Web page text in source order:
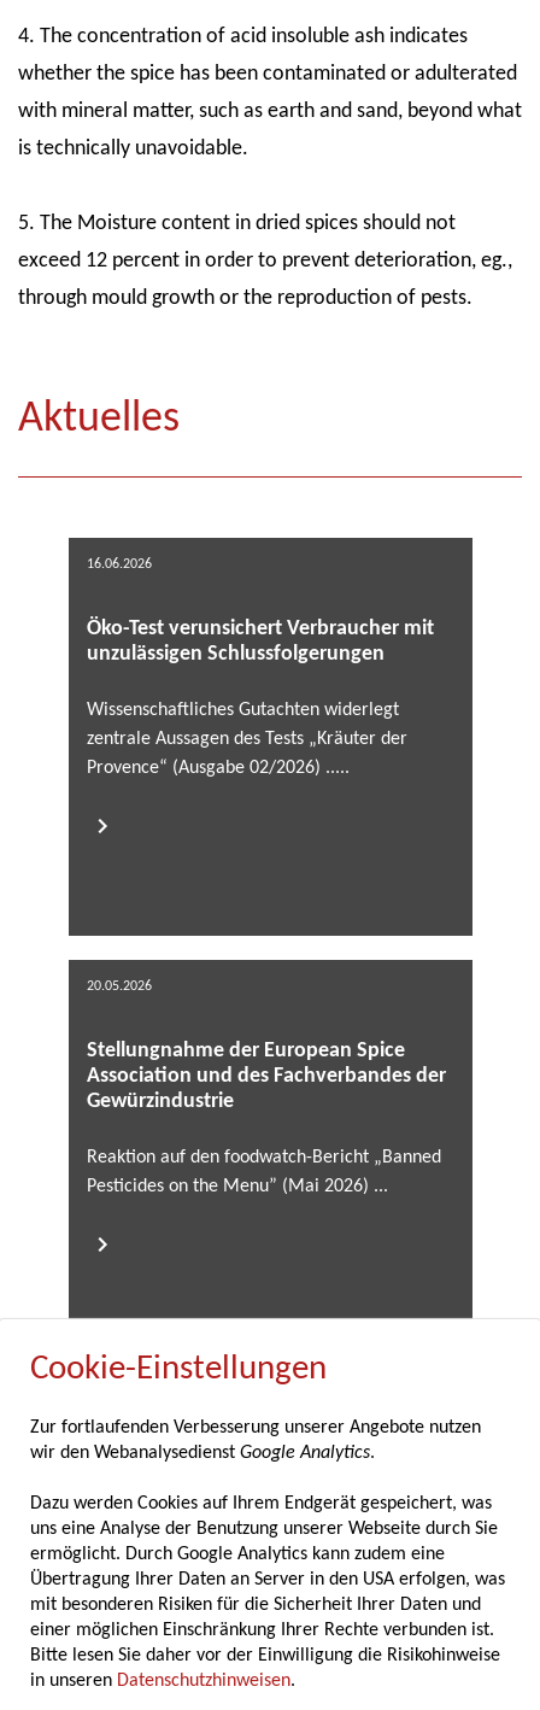
Cookie-Einstellungen
Zur fortlaufenden Verbesserung unserer Angebote nutzen
wir den Webanalysedienst Google Analytics.
Dazu werden Cookies auf Ihrem Endgerät gespeichert, was
uns eine Analyse der Benutzung unserer Webseite durch Sie
ermöglicht. Durch Google Analytics kann zudem eine
Übertragung Ihrer Daten an Server in den USA erfolgen, was
mit besonderen Risiken für die Sicherheit Ihrer Daten und
einer möglichen Einschränkung Ihrer Rechte verbunden ist.
Bitte lesen Sie daher vor der Einwilligung die Risikohinweise
in unseren Datenschutzhinweisen.
4. The concentration of acid insoluble ash indicates
whether the spice has been contaminated or adulterated
with mineral matter, such as earth and sand, beyond what
is technically unavoidable.
5. The Moisture content in dried spices should not
exceed 12 percent in order to prevent deterioration, eg.,
through mould growth or the reproduction of pests.
Aktuelles
16.06.2026
Öko-Test verunsichert Verbraucher mit
unzulässigen Schlussfolgerungen
Wissenschaftliches Gutachten widerlegt
zentrale Aussagen des Tests „Kräuter der
Provence“ (Ausgabe 02/2026) .....
20.05.2026
Stellungnahme der European Spice
Association und des Fachverbandes der
Gewürzindustrie
Reaktion auf den foodwatch-Bericht „Banned
Pesticides on the Menu” (Mai 2026) ...
80-jähriges Bestehen
Der Fachverband der Gewürzindustrie feierte
im Rahmen seiner diesjährigen
Mitgliederversammlung am 7. und 8. Mai
2025 in Marburg zugleich ein besonderes
Jubiläum: Seit nunmehr 80 Jahren vertritt der